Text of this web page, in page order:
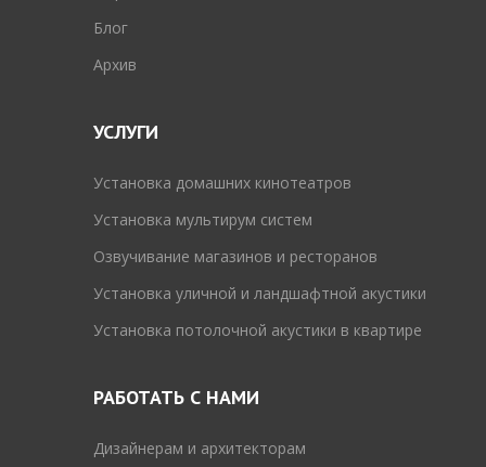
Блог
Архив
УСЛУГИ
Установка домашних кинотеатров
Установка мультирум систем
Озвучивание магазинов и ресторанов
Установка уличной и ландшафтной акустики
Установка потолочной акустики в квартире
РАБОТАТЬ С НАМИ
Дизайнерам и архитекторам